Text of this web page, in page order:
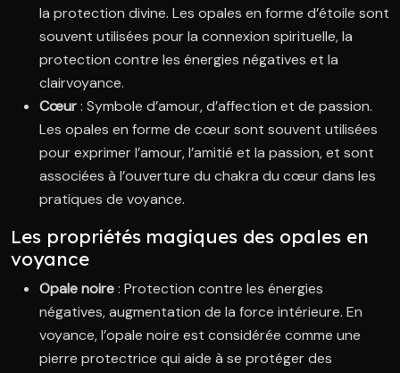
la protection divine. Les opales en forme d’étoile sont
souvent utilisées pour la connexion spirituelle, la
protection contre les énergies négatives et la
clairvoyance.
Cœur: Symbole d’amour, d’affection et de passion.
Les opales en forme de cœur sont souvent utilisées
pour exprimer l’amour, l’amitié et la passion, et sont
associées à l’ouverture du chakra du cœur dans les
pratiques de voyance.
Les propriétés magiques des opales en
voyance
Opale noire: Protection contre les énergies
négatives, augmentation de la force intérieure. En
voyance, l’opale noire est considérée comme une
pierre protectrice qui aide à se protéger des